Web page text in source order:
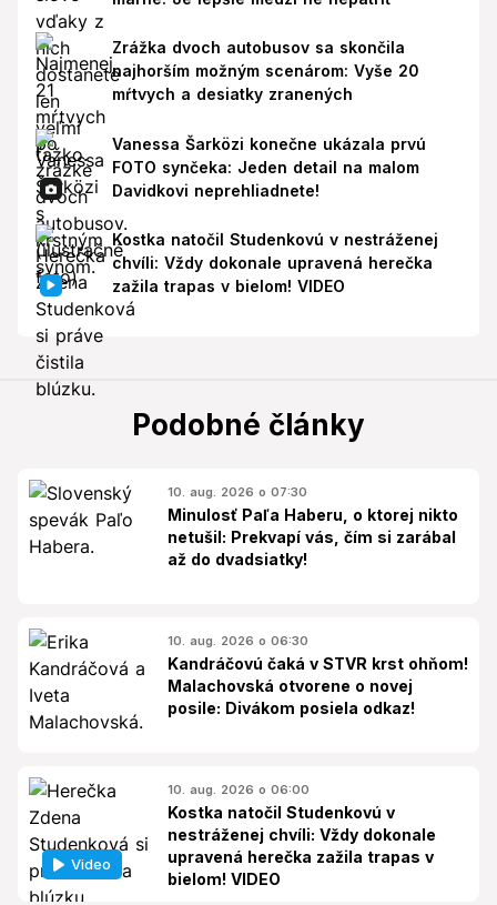
Zrážka dvoch autobusov sa skončila
najhorším možným scenárom: Vyše 20
mŕtvych a desiatky zranených
Vanessa Šarközi konečne ukázala prvú
FOTO synčeka: Jeden detail na malom
Davidkovi neprehliadnete!
Kostka natočil Studenkovú v nestráženej
chvíli: Vždy dokonale upravená herečka
zažila trapas v bielom! VIDEO
Podobné články
10. aug. 2026 o 07:30
Minulosť Paľa Haberu, o ktorej nikto
netušil: Prekvapí vás, čím si zarábal
až do dvadsiatky!
10. aug. 2026 o 06:30
Kandráčovú čaká v STVR krst ohňom!
Malachovská otvorene o novej
posile: Divákom posiela odkaz!
Video
10. aug. 2026 o 06:00
Kostka natočil Studenkovú v
nestráženej chvíli: Vždy dokonale
upravená herečka zažila trapas v
bielom! VIDEO